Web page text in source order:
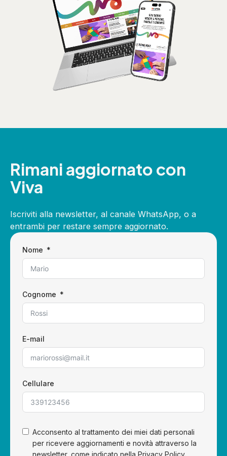
Rimani aggiornato con
Viva
Iscriviti alla newsletter, al canale WhatsApp, o a
entrambi per restare sempre aggiornato.
Nome
Cognome
E-mail
Cellulare
Acconsento al trattamento dei miei dati personali
per ricevere aggiornamenti e novità attraverso la
newsletter, come indicato nella Privacy Policy.